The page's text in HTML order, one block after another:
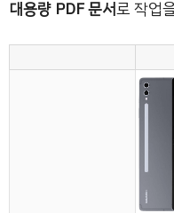
대용량 PDF 문서로 작업